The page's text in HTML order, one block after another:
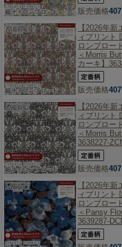
販売価格
【2026年新
ィプリント
ロンブロー
＜Morris
カーキ】
販売価格
【2026年新
ィプリント
ロンブロー
＜Morris
3638227-
販売価格
【2026年新
ィプリント
ロンブロー
＜Pansy
3639287-